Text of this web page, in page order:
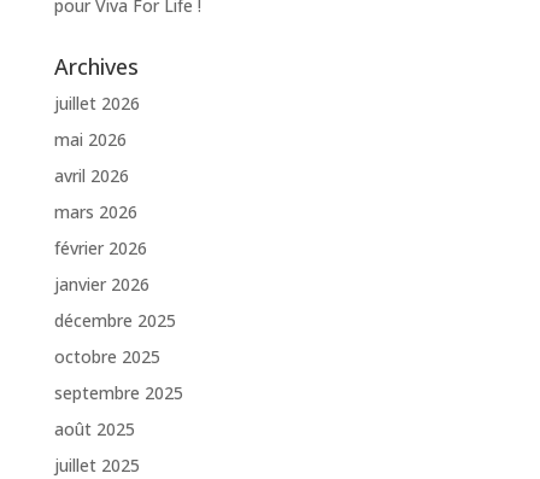
pour Viva For Life !
Archives
juillet 2026
mai 2026
avril 2026
mars 2026
février 2026
janvier 2026
décembre 2025
octobre 2025
septembre 2025
août 2025
juillet 2025